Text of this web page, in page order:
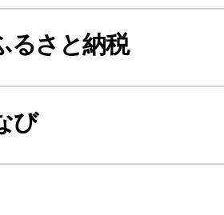
ている返礼品
るさと納税
び